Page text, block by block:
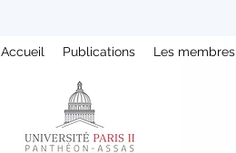
Accueil Publications Les membres